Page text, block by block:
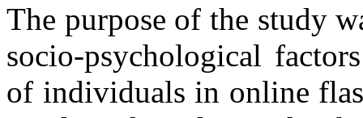
The purpose of the study
socio-psychological
of individuals in online